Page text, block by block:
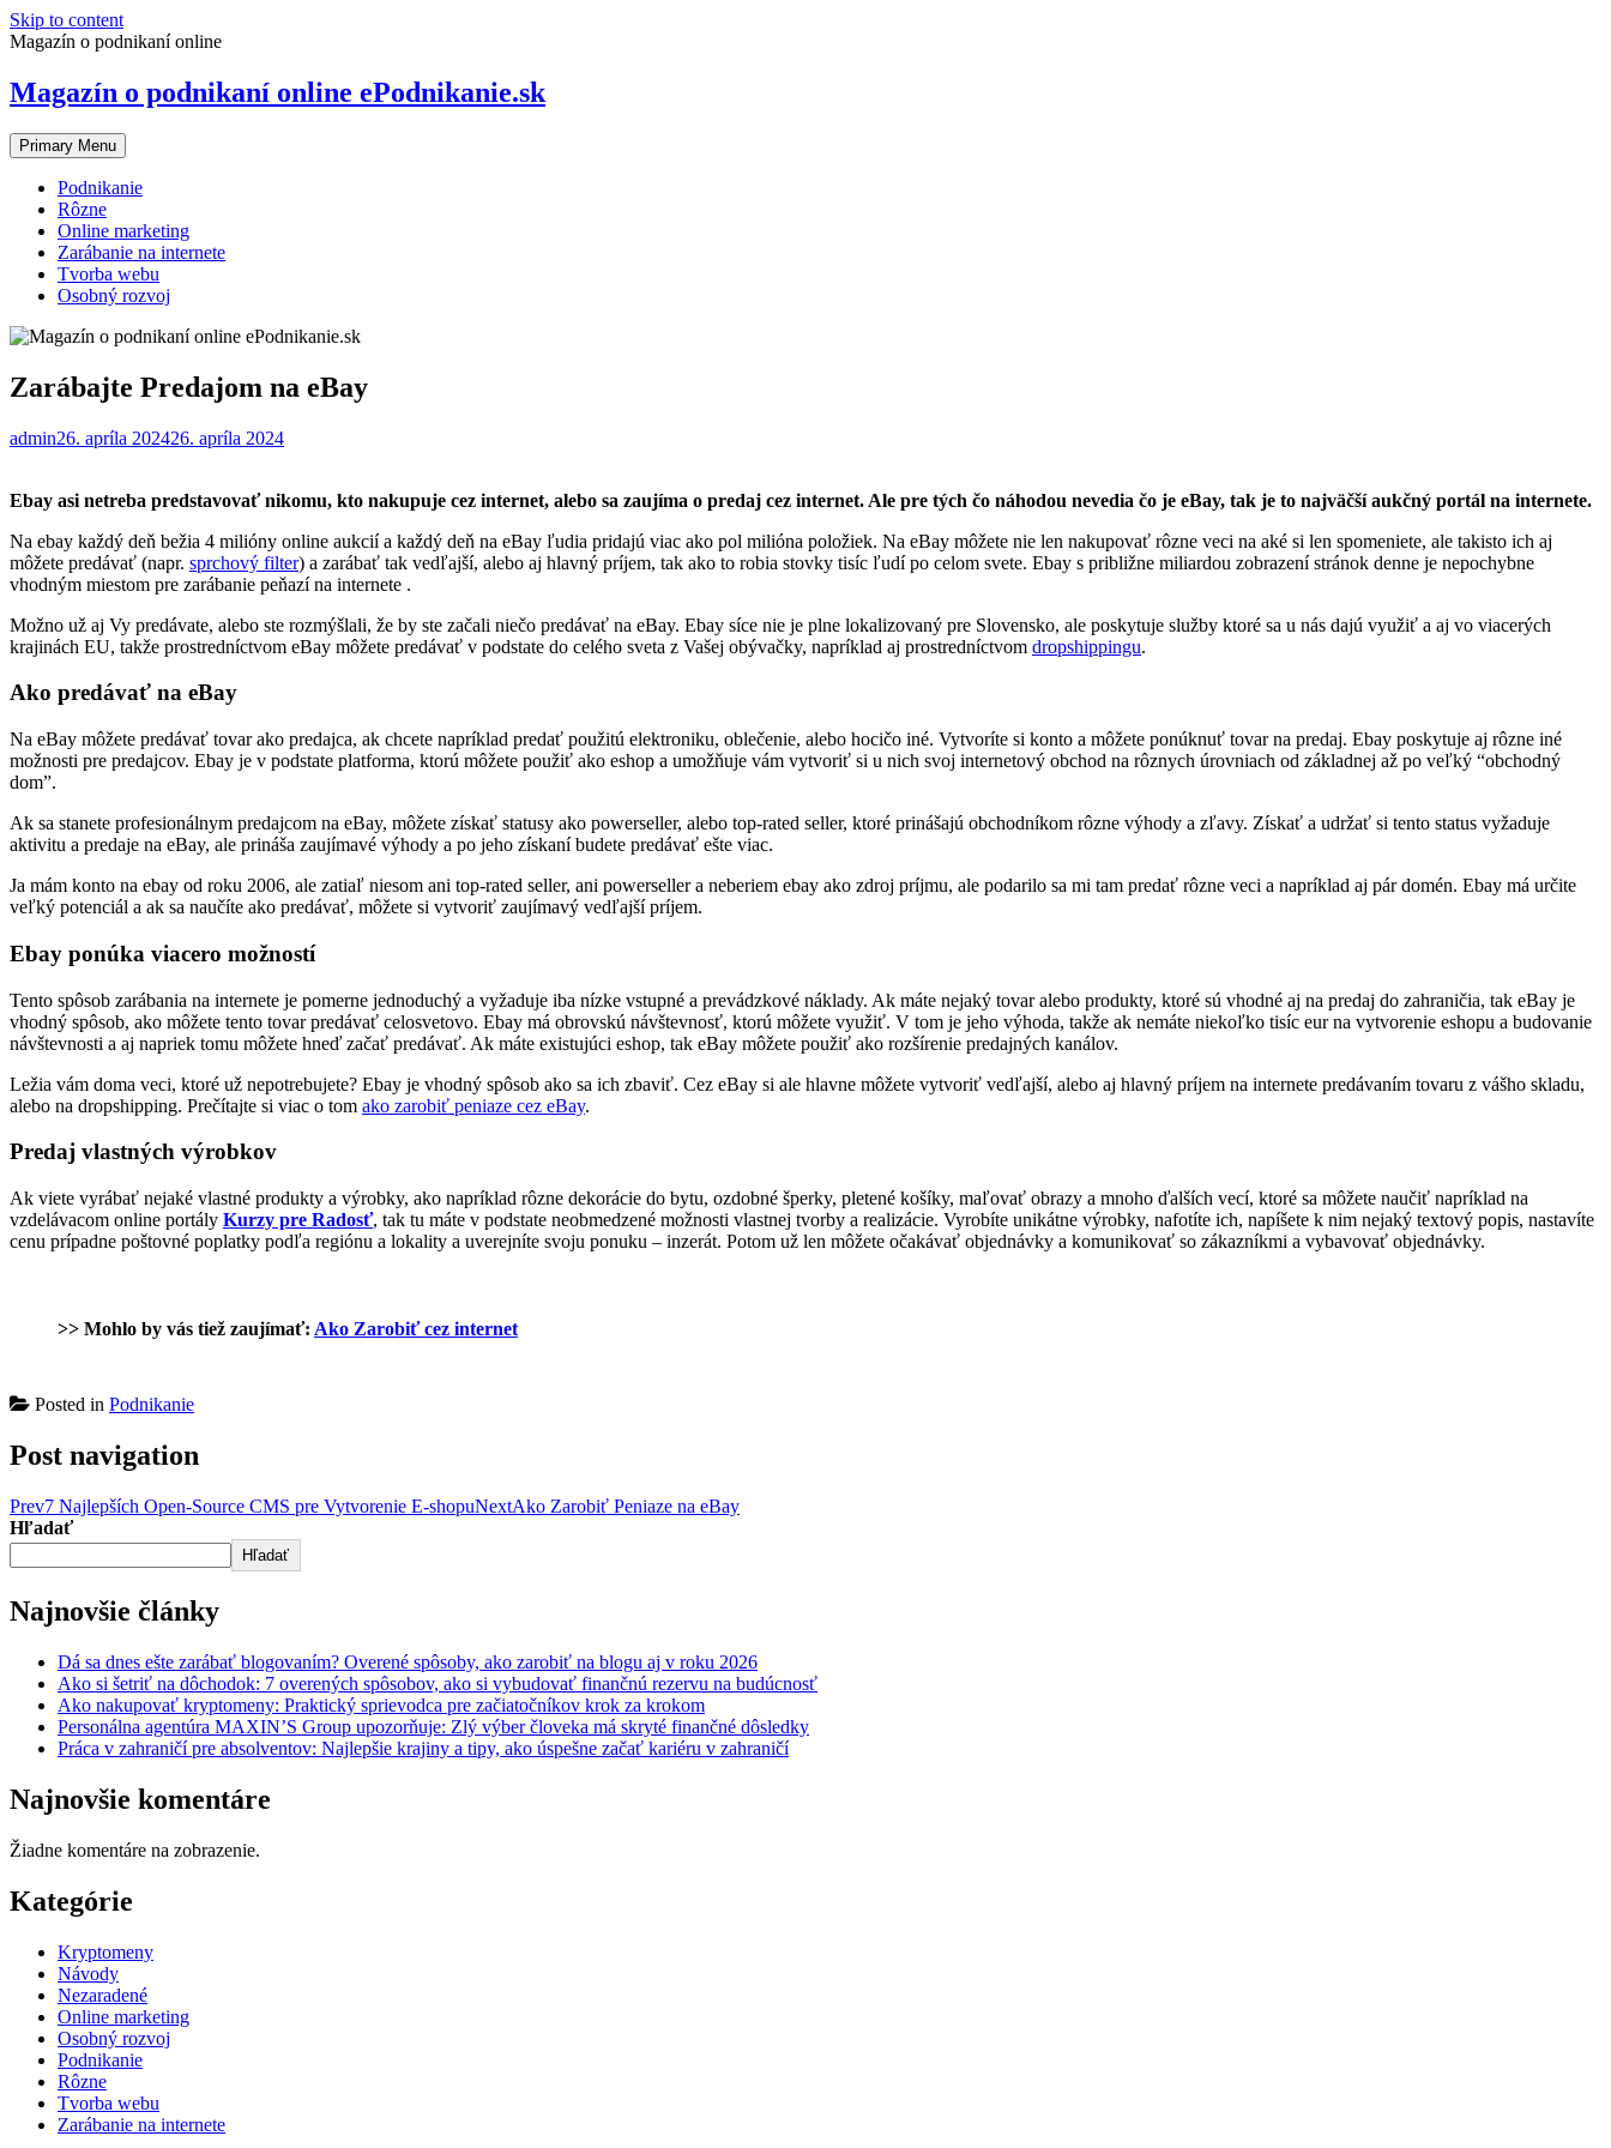
Skip to content
Magazín o podnikaní online
Magazín o podnikaní online ePodnikanie.sk
Primary Menu
Podnikanie
Rôzne
Online marketing
Zarábanie na internete
Tvorba webu
Osobný rozvoj
Zarábajte Predajom na eBay
admin26. apríla 202426. apríla 2024
Ebay asi netreba predstavovať nikomu, kto nakupuje cez internet, alebo sa zaujíma o predaj cez internet. Ale pre tých čo náhodou nevedia čo je eBay, tak je to najväčší aukčný portál na internete.
Na ebay každý deň bežia 4 milióny online aukcií a každý deň na eBay ľudia pridajú viac ako pol milióna položiek. Na eBay môžete nie len nakupovať rôzne veci na aké si len spomeniete, ale takisto ich aj
môžete predávať (napr. sprchový filter) a zarábať tak vedľajší, alebo aj hlavný príjem, tak ako to robia stovky tisíc ľudí po celom svete. Ebay s približne miliardou zobrazení stránok denne je nepochybne
vhodným miestom pre zarábanie peňazí na internete .
Možno už aj Vy predávate, alebo ste rozmýšlali, že by ste začali niečo predávať na eBay. Ebay síce nie je plne lokalizovaný pre Slovensko, ale poskytuje služby ktoré sa u nás dajú využiť a aj vo viacerých
krajinách EU, takže prostredníctvom eBay môžete predávať v podstate do celého sveta z Vašej obývačky, napríklad aj prostredníctvom dropshippingu.
Ako predávať na eBay
Na eBay môžete predávať tovar ako predajca, ak chcete napríklad predať použitú elektroniku, oblečenie, alebo hocičo iné. Vytvoríte si konto a môžete ponúknuť tovar na predaj. Ebay poskytuje aj rôzne iné
možnosti pre predajcov. Ebay je v podstate platforma, ktorú môžete použiť ako eshop a umožňuje vám vytvoriť si u nich svoj internetový obchod na rôznych úrovniach od základnej až po veľký “obchodný
dom”.
Ak sa stanete profesionálnym predajcom na eBay, môžete získať statusy ako powerseller, alebo top-rated seller, ktoré prinášajú obchodníkom rôzne výhody a zľavy. Získať a udržať si tento status vyžaduje
aktivitu a predaje na eBay, ale prináša zaujímavé výhody a po jeho získaní budete predávať ešte viac.
Ja mám konto na ebay od roku 2006, ale zatiaľ niesom ani top-rated seller, ani powerseller a neberiem ebay ako zdroj príjmu, ale podarilo sa mi tam predať rôzne veci a napríklad aj pár domén. Ebay má určite
veľký potenciál a ak sa naučíte ako predávať, môžete si vytvoriť zaujímavý vedľajší príjem.
Ebay ponúka viacero možností
Tento spôsob zarábania na internete je pomerne jednoduchý a vyžaduje iba nízke vstupné a prevádzkové náklady. Ak máte nejaký tovar alebo produkty, ktoré sú vhodné aj na predaj do zahraničia, tak eBay je
vhodný spôsob, ako môžete tento tovar predávať celosvetovo. Ebay má obrovskú návštevnosť, ktorú môžete využiť. V tom je jeho výhoda, takže ak nemáte niekoľko tisíc eur na vytvorenie eshopu a budovanie
návštevnosti a aj napriek tomu môžete hneď začať predávať. Ak máte existujúci eshop, tak eBay môžete použiť ako rozšírenie predajných kanálov.
Ležia vám doma veci, ktoré už nepotrebujete? Ebay je vhodný spôsob ako sa ich zbaviť. Cez eBay si ale hlavne môžete vytvoriť vedľajší, alebo aj hlavný príjem na internete predávaním tovaru z vášho skladu,
alebo na dropshipping. Prečítajte si viac o tom ako zarobiť peniaze cez eBay.
Predaj vlastných výrobkov
Ak viete vyrábať nejaké vlastné produkty a výrobky, ako napríklad rôzne dekorácie do bytu, ozdobné šperky, pletené košíky, maľovať obrazy a mnoho ďalších vecí, ktoré sa môžete naučiť napríklad na
vzdelávacom online portály Kurzy pre Radosť, tak tu máte v podstate neobmedzené možnosti vlastnej tvorby a realizácie. Vyrobíte unikátne výrobky, nafotíte ich, napíšete k nim nejaký textový popis, nastavíte
cenu prípadne poštovné poplatky podľa regiónu a lokality a uverejníte svoju ponuku – inzerát. Potom už len môžete očakávať objednávky a komunikovať so zákazníkmi a vybavovať objednávky.
>> Mohlo by vás tiež zaujímať: Ako Zarobiť cez internet
Posted in Podnikanie
Post navigation
Prev7 Najlepších Open-Source CMS pre Vytvorenie E-shopuNextAko Zarobiť Peniaze na eBay
Hľadať
Hľadať
Najnovšie články
Dá sa dnes ešte zarábať blogovaním? Overené spôsoby, ako zarobiť na blogu aj v roku 2026
Ako si šetriť na dôchodok: 7 overených spôsobov, ako si vybudovať finančnú rezervu na budúcnosť
Ako nakupovať kryptomeny: Praktický sprievodca pre začiatočníkov krok za krokom
Personálna agentúra MAXIN’S Group upozorňuje: Zlý výber človeka má skryté finančné dôsledky
Práca v zahraničí pre absolventov: Najlepšie krajiny a tipy, ako úspešne začať kariéru v zahraničí
Najnovšie komentáre
Žiadne komentáre na zobrazenie.
Kategórie
Kryptomeny
Návody
Nezaradené
Online marketing
Osobný rozvoj
Podnikanie
Rôzne
Tvorba webu
Zarábanie na internete